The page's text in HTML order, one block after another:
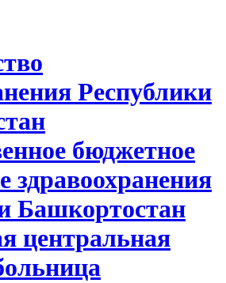
Республики
бюджетное
здравоохранения
Башкортостан
центральная